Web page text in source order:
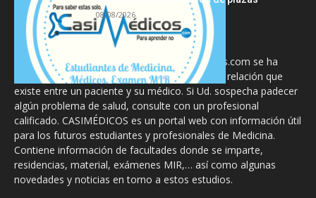
08/08/2026
La información proporcionada en CasiMedicos.com se ha
diseñado para complementar, no substituir, la relación que
existe entre un paciente y su médico. Si Ud. sospecha padecer
algún problema de salud, consulte con un profesional
calificado. CASIMÉDICOS es un portal web con información útil
para los futuros estudiantes y profesionales de Medicina.
Contiene información de facultades donde se imparte,
residencias, material, exámenes MIR,… así como algunas
novedades y noticias en torno a estos estudios.